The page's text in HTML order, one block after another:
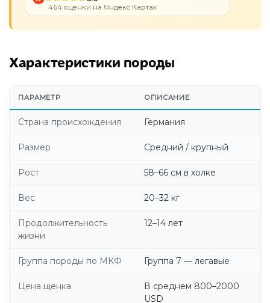
464 оценки на Яндекс Картах
Характеристики породы
ПАРАМЕТР ОПИСАНИЕ
Страна происхождения Германия
Размер Средний / крупный
Рост 58–66 см в холке
Вес 20–32 кг
Продолжительность
жизни
12–14 лет
Группа породы по МКФ Группа 7 — легавые
Цена щенка
В среднем 800–2000
USD